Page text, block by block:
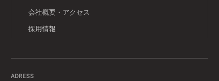
会社概要・アクセス
採用情報
ADRESS